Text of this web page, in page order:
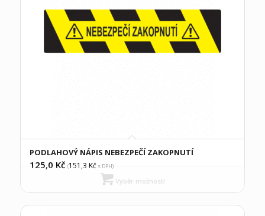
PODLAHOVÝ NÁPIS NEBEZPEČÍ ZAKOPNUTÍ
125,0 Kč (151,3 Kčs DPH)
Výběr možností